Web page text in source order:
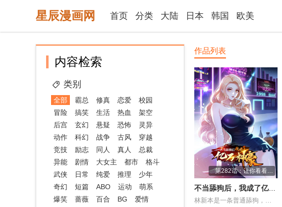
星辰漫画网 首页 分类 大陆 日本 韩国 欧美
内容检索
类别
全部 霸总 修真 恋爱
校园
冒险
搞笑 生活 热血
架空
后宫
玄幻 悬疑 恐怖
灵异
动作
科幻 战争 古风
穿越
竞技
励志 同人 真人
总裁
异能
剧情 大女主 都市
格斗
武侠
日常 纯爱 推理
少年
奇幻
短篇 ABO 运动
萌系
爆笑
蔷薇 百合 BG
爱情
作品列表
第282话：让你看看什
不当舔狗后，我成了亿万
神豪